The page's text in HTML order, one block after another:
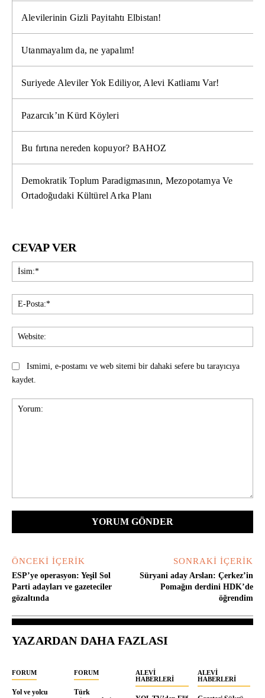
Alevilerinin Gizli Payitahtı Elbistan!
Utanmayalım da, ne yapalım!
Suriyede Aleviler Yok Ediliyor, Alevi Katliamı Var!
Pazarcık’ın Kürd Köyleri
Bu fırtına nereden kopuyor? BAHOZ
Demokratik Toplum Paradigmasının, Mezopotamya Ve
Ortadoğudaki Kültürel Arka Planı
CEVAP VER
Ismimi, e-postamı ve web sitemi bir dahaki sefere bu tarayıcıya
kaydet.
ÖNCEKI İÇERIK
ESP’ye operasyon: Yeşil Sol
Parti adayları ve gazeteciler
gözaltında
SONRAKI İÇERIK
Süryani aday Arslan: Çerkez’in
Pomağın derdini HDK’de
öğrendim
YAZARDAN DAHA FAZLASI
FORUM
Yol ve yolcu
FORUM
Türk
ALEVI
HABERLERI
ALEVI
HABERLERI